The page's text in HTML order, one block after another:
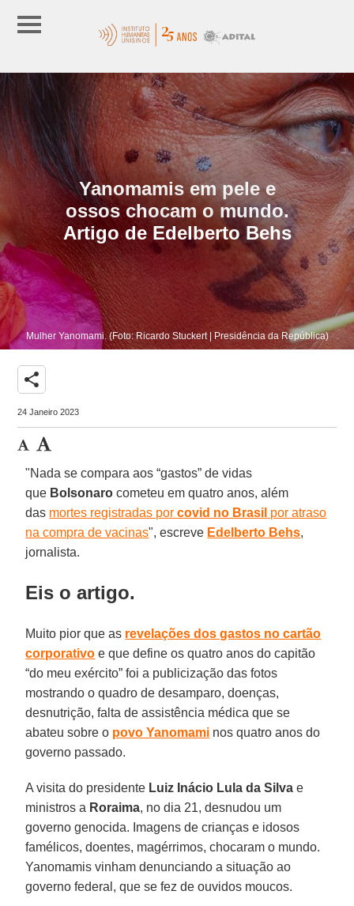
Yanomamis em pele e
ossos chocam o mundo.
Artigo de Edelberto Behs
Mulher Yanomami. (Foto: Ricardo Stuckert | Presidência da República)
share
24 Janeiro 2023
"Nada se compara aos “gastos” de vidas
que Bolsonaro cometeu em quatro anos, além
das mortes registradas porcovid no Brasil por atraso
na compra de vacinas", escreve Edelberto Behs,
jornalista.
Eis o artigo.
Muito pior que as revelações dos gastos no cartão
corporativo e que define os quatro anos do capitão
“do meu exército” foi a publicização das fotos
mostrando o quadro de desamparo, doenças,
desnutrição, falta de assistência médica que se
abateu sobre o povo Yanomami nos quatro anos do
governo passado.
A visita do presidente Luiz Inácio Lula da Silva e
ministros a Roraima, no dia 21, desnudou um
governo genocida. Imagens de crianças e idosos
famélicos, doentes, magérrimos, chocaram o mundo.
Yanomamis vinham denunciando a situação ao
governo federal, que se fez de ouvidos moucos.